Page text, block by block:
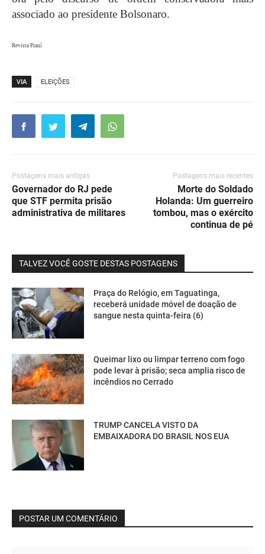
associado ao presidente Bolsonaro.
Revista Piauí
VIA ELEIÇÕES
Postagens mais antigas
Governador do RJ pede
que STF permita prisão
administrativa de militares
Postagens mais recentes
Morte do Soldado
Holanda: Um guerreiro
tombou, mas o exército
continua de pé
TALVEZ VOCÊ GOSTE DESTAS POSTAGENS
Praça do Relógio, em Taguatinga,
receberá unidade móvel de doação de
sangue nesta quinta-feira (6)
Queimar lixo ou limpar terreno com fogo
pode levar à prisão; seca amplia risco de
incêndios no Cerrado
TRUMP CANCELA VISTO DA
EMBAIXADORA DO BRASIL NOS EUA
POSTAR UM COMENTÁRIO